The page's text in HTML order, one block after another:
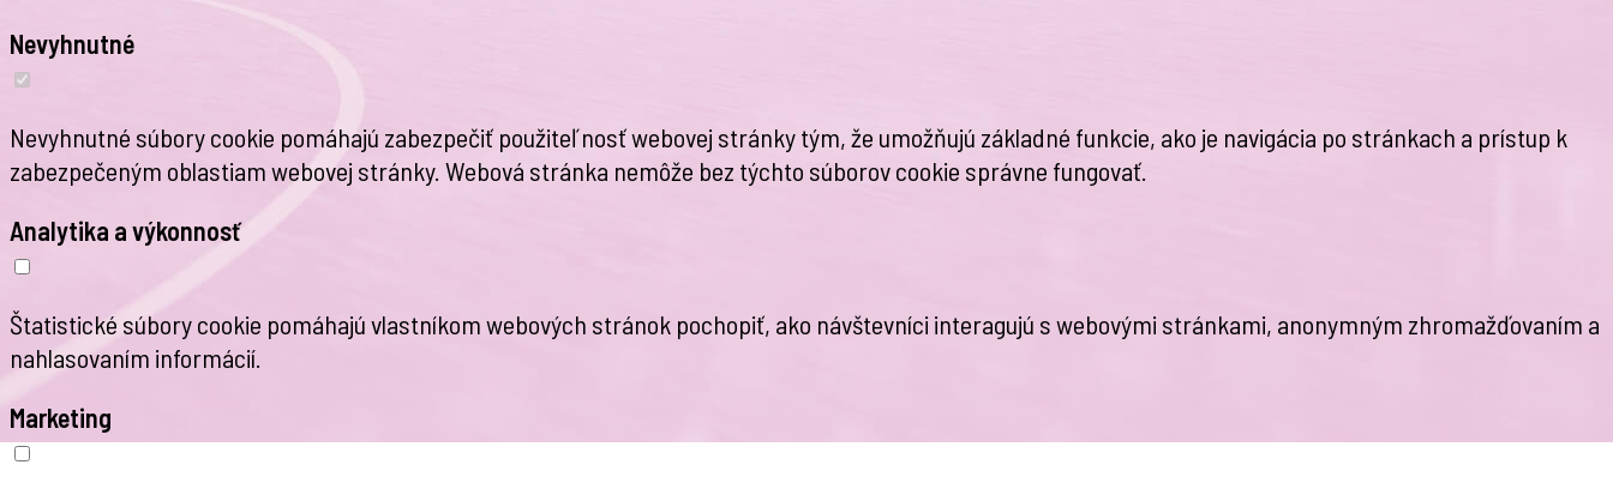
Nevyhnutné
Nevyhnutné súbory cookie pomáhajú zabezpečiť použiteľnosť webovej stránky tým, že umožňujú základné funkcie, ako je navigácia po stránkach a prístup k
zabezpečeným oblastiam webovej stránky. Webová stránka nemôže bez týchto súborov cookie správne fungovať.
Analytika a výkonnosť
Štatistické súbory cookie pomáhajú vlastníkom webových stránok pochopiť, ako návštevníci interagujú s webovými stránkami, anonymným zhromažďovaním a
nahlasovaním informácií.
Marketing